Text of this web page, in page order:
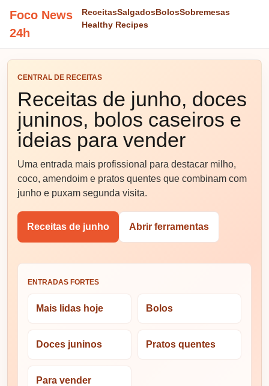
Foco News
24h
ReceitasSalgadosBolosSobremesas
Healthy Recipes
CENTRAL DE RECEITAS
Receitas de junho, doces
juninos, bolos caseiros e
ideias para vender
Uma entrada mais profissional para destacar milho,
coco, amendoim e pratos quentes que combinam com
junho e puxam segunda visita.
Receitas de junho Abrir ferramentas
ENTRADAS FORTES
Mais lidas hoje Bolos
Doces juninos Pratos quentes
Para vender